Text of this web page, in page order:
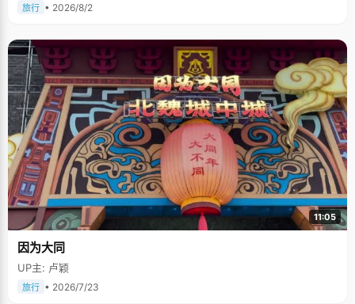
旅行 • 2026/8/2
11:05
因为大同
UP主: 卢颖
旅行 • 2026/7/23